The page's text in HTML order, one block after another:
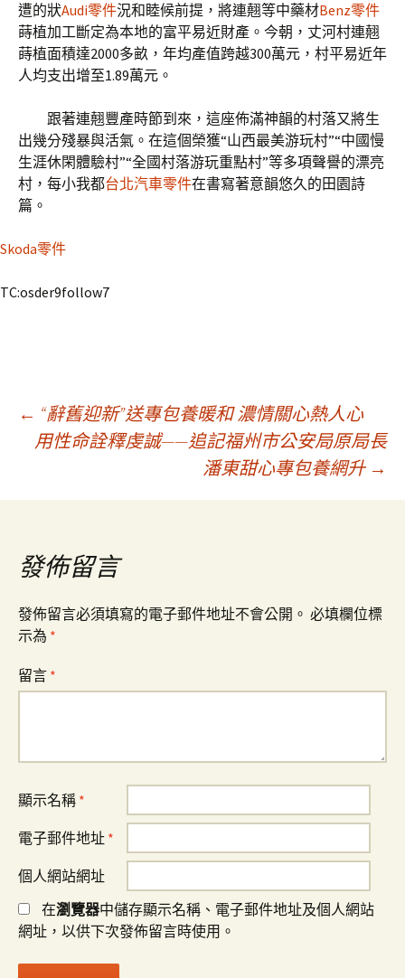
遭的狀Audi零件況和睦候前提，將連翹等中藥材Benz零件
蒔植加工斷定為本地的富平易近財產。今朝，丈河村連翹
蒔植面積達2000多畝，年均產值跨越300萬元，村平易近年
人均支出增至1.89萬元。
跟著連翹豐產時節到來，這座佈滿神韻的村落又將生
出幾分殘暴與活氣。在這個榮獲“山西最美游玩村”“中國慢
生涯休閑體驗村”“全國村落游玩重點村”等多項聲譽的漂亮
村，每小我都台北汽車零件在書寫著意韻悠久的田園詩
篇。
Skoda零件
TC:osder9follow7
文
導
覽
← “辭舊迎新”送專包養暖和 濃情關心熱人心
用性命詮釋虔誠——追記福州市公安局原局長
潘東甜心專包養網升 →
發佈留言
發佈留言必須填寫的電子郵件地址不會公開。 必填欄位標
示為 *
留言 *
顯示名稱 *
電子郵件地址 *
個人網站網址
在瀏覽器中儲存顯示名稱、電子郵件地址及個人網站
網址，以供下次發佈留言時使用。